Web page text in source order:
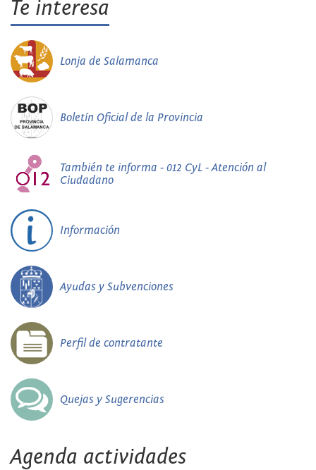
Te interesa
Lonja de Salamanca
Boletín Oficial de la Provincia
También te informa - 012 CyL - Atención al
Ciudadano
Información
Ayudas y Subvenciones
Perfil de contratante
Quejas y Sugerencias
Agenda actividades